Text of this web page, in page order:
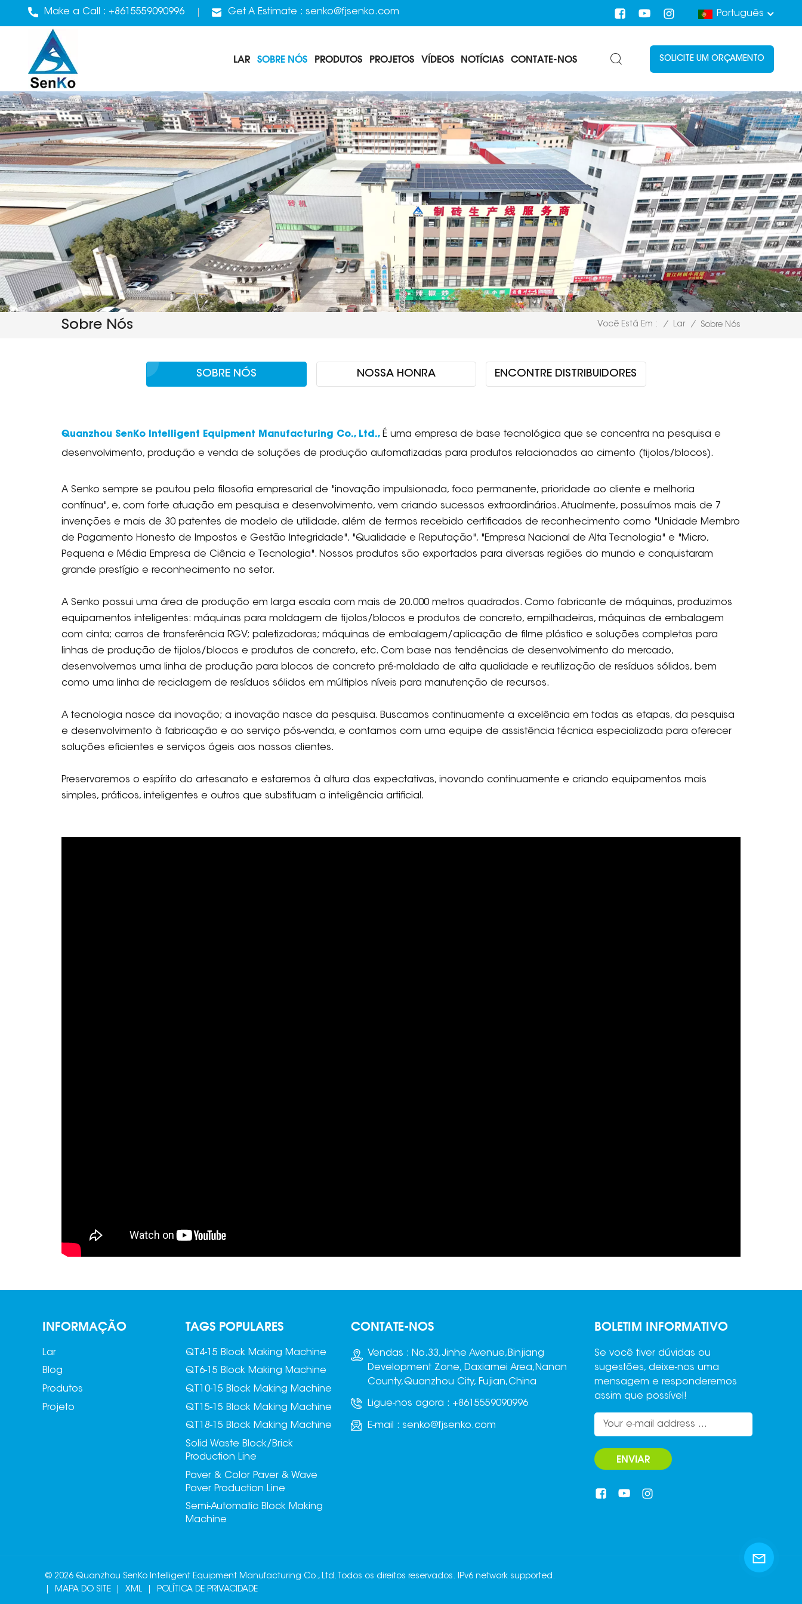
Make a Call : +8615559090996 Get A Estimate : senko@fjsenko.com Português
LAR SOBRE NÓS PRODUTOS PROJETOS VÍDEOS NOTÍCIAS CONTATE-NOS SOLICITE UM ORÇAMENTO
Sobre Nós Você Está Em : / Lar / Sobre Nós
SOBRE NÓS NOSSA HONRA ENCONTRE DISTRIBUIDORES
Quanzhou SenKo Intelligent Equipment Manufacturing Co., Ltd., É uma empresa de base tecnológica que se concentra na pesquisa e
desenvolvimento, produção e venda de soluções de produção automatizadas para produtos relacionados ao cimento (tijolos/blocos).
A Senko sempre se pautou pela filosofia empresarial de "inovação impulsionada, foco permanente, prioridade ao cliente e melhoria
contínua", e, com forte atuação em pesquisa e desenvolvimento, vem criando sucessos extraordinários. Atualmente, possuímos mais de 7
invenções e mais de 30 patentes de modelo de utilidade, além de termos recebido certificados de reconhecimento como "Unidade Membro
de Pagamento Honesto de Impostos e Gestão Integridade", "Qualidade e Reputação", "Empresa Nacional de Alta Tecnologia" e "Micro,
Pequena e Média Empresa de Ciência e Tecnologia". Nossos produtos são exportados para diversas regiões do mundo e conquistaram
grande prestígio e reconhecimento no setor.
A Senko possui uma área de produção em larga escala com mais de 20.000 metros quadrados. Como fabricante de máquinas, produzimos
equipamentos inteligentes: máquinas para moldagem de tijolos/blocos e produtos de concreto, empilhadeiras, máquinas de embalagem
com cinta; carros de transferência RGV; paletizadoras; máquinas de embalagem/aplicação de filme plástico e soluções completas para
linhas de produção de tijolos/blocos e produtos de concreto, etc. Com base nas tendências de desenvolvimento do mercado,
desenvolvemos uma linha de produção para blocos de concreto pré-moldado de alta qualidade e reutilização de resíduos sólidos, bem
como uma linha de reciclagem de resíduos sólidos em múltiplos níveis para manutenção de recursos.
A tecnologia nasce da inovação; a inovação nasce da pesquisa. Buscamos continuamente a excelência em todas as etapas, da pesquisa
e desenvolvimento à fabricação e ao serviço pós-venda, e contamos com uma equipe de assistência técnica especializada para oferecer
soluções eficientes e serviços ágeis aos nossos clientes.
Preservaremos o espírito do artesanato e estaremos à altura das expectativas, inovando continuamente e criando equipamentos mais
simples, práticos, inteligentes e outros que substituam a inteligência artificial.
INFORMAÇÃO
Lar
Blog
Produtos
Projeto
TAGS POPULARES
QT4-15 Block Making Machine
QT6-15 Block Making Machine
QT10-15 Block Making Machine
QT15-15 Block Making Machine
QT18-15 Block Making Machine
Solid Waste Block/Brick
Production Line
Paver & Color Paver & Wave
Paver Production Line
Semi-Automatic Block Making
Machine
CONTATE-NOS
Vendas : No.33,Jinhe Avenue,Binjiang
Development Zone, Daxiamei Area,Nanan
County,Quanzhou City, Fujian,China
Ligue-nos agora : +8615559090996
E-mail : senko@fjsenko.com
BOLETIM INFORMATIVO
Se você tiver dúvidas ou
sugestões, deixe-nos uma
mensagem e responderemos
assim que possível!
ENVIAR
© 2026 Quanzhou SenKo Intelligent Equipment Manufacturing Co., Ltd. Todos os direitos reservados. IPv6 network supported.
MAPA DO SITE XML POLÍTICA DE PRIVACIDADE